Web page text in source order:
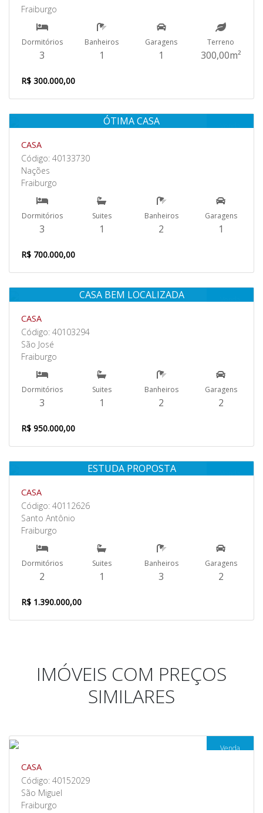
Fraiburgo
Dormitórios
3
Banheiros
1
Garagens
1
Terreno
300,00m²
R$ 300.000,00
Venda
ÓTIMA CASA
CASA
Código: 40133730
Nações
Fraiburgo
Dormitórios
3
Suites
1
Banheiros
2
Garagens
1
R$ 700.000,00
Venda
CASA BEM LOCALIZADA
CASA
Código: 40103294
São José
Fraiburgo
Dormitórios
3
Suites
1
Banheiros
2
Garagens
2
R$ 950.000,00
Venda
ESTUDA PROPOSTA
CASA
Código: 40112626
Santo Antônio
Fraiburgo
Dormitórios
2
Suites
1
Banheiros
3
Garagens
2
R$ 1.390.000,00
IMÓVEIS COM PREÇOS
SIMILARES
Venda
CASA
Código: 40152029
São Miguel
Fraiburgo